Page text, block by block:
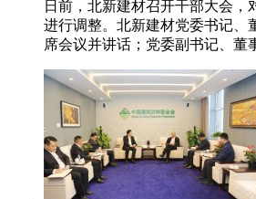
日前，北新建材召开干部大会，
进行调整。北新建材党委书记、
席会议并讲话；党委副书记、董